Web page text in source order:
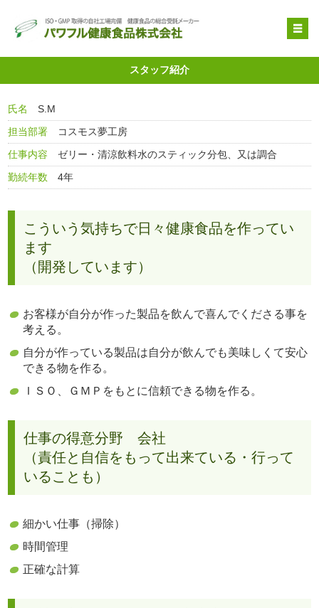
OEM受託製造
原料提供
品質管理・取得特許
自社健康食品
企業情報
スタッフ紹介
氏名
S.M
担当部署
コスモス夢工房
仕事内容
ゼリー・清涼飲料水のスティック分包、又は調合
勤続年数
4年
こういう気持ちで日々健康食品を作ってい
ます
（開発しています）
お客様が自分が作った製品を飲んで喜んでくださる事を
考える。
自分が作っている製品は自分が飲んでも美味しくて安心
できる物を作る。
ＩＳＯ、ＧＭＰをもとに信頼できる物を作る。
仕事の得意分野 会社
（責任と自信をもって出来ている・行って
いることも）
細かい仕事（掃除）
時間管理
正確な計算